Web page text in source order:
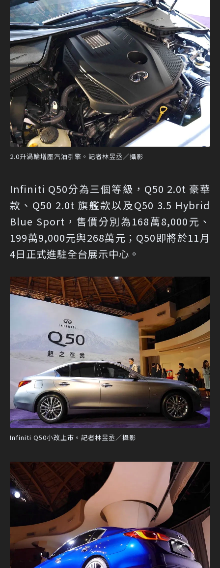
2.0升渦輪增壓汽油引擎。記者林昱丞／攝影
Infiniti Q50分為三個等級，Q50 2.0t 豪華
款、Q50 2.0t 旗艦款以及Q50 3.5 Hybrid
Blue Sport，售價分別為168萬8,000元、
199萬9,000元與268萬元；Q50即將於11月
4日正式進駐全台展示中心。
Infiniti Q50小改上市。記者林昱丞／攝影